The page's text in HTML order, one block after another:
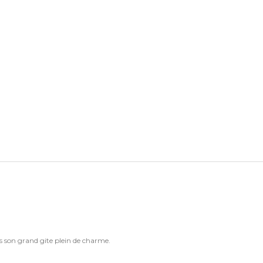
son grand gite plein de charme.